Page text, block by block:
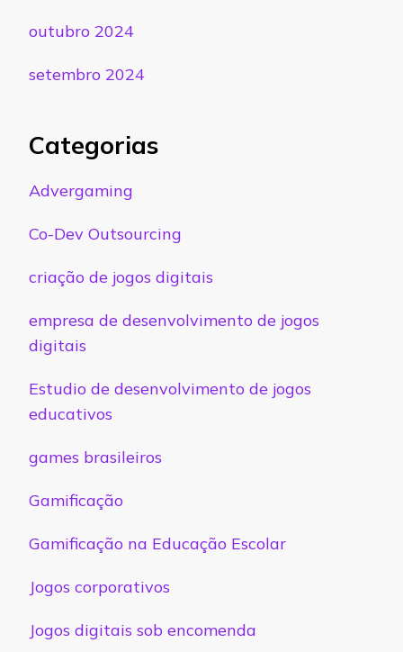
outubro 2024
setembro 2024
Categorias
Advergaming
Co-Dev Outsourcing
criação de jogos digitais
empresa de desenvolvimento de jogos
digitais
Estudio de desenvolvimento de jogos
educativos
games brasileiros
Gamificação
Gamificação na Educação Escolar
Jogos corporativos
Jogos digitais sob encomenda